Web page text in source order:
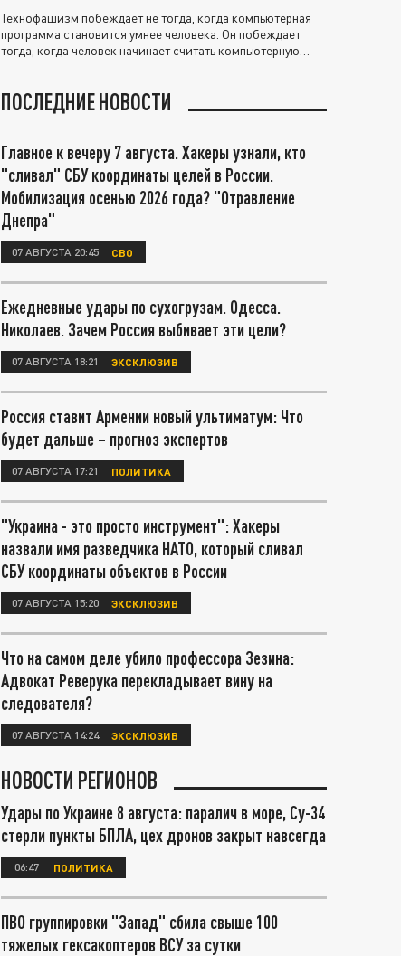
Технофашизм побеждает не тогда, когда компьютерная
программа становится умнее человека. Он побеждает
тогда, когда человек начинает считать компьютерную
ПОСЛЕДНИЕ НОВОСТИ
Главное к вечеру 7 августа. Хакеры узнали, кто
"сливал" СБУ координаты целей в России.
Мобилизация осенью 2026 года? "Отравление
Днепра"
07 АВГУСТА 20:45 СВО
Ежедневные удары по сухогрузам. Одесса.
Николаев. Зачем Россия выбивает эти цели?
07 АВГУСТА 18:21 ЭКСКЛЮЗИВ
Россия ставит Армении новый ультиматум: Что
будет дальше – прогноз экспертов
07 АВГУСТА 17:21 ПОЛИТИКА
"Украина - это просто инструмент": Хакеры
назвали имя разведчика НАТО, который сливал
СБУ координаты объектов в России
07 АВГУСТА 15:20 ЭКСКЛЮЗИВ
Что на самом деле убило профессора Зезина:
Адвокат Реверука перекладывает вину на
следователя?
07 АВГУСТА 14:24 ЭКСКЛЮЗИВ
НОВОСТИ РЕГИОНОВ
Удары по Украине 8 августа: паралич в море, Су-34
стерли пункты БПЛА, цех дронов закрыт навсегда
06:47 ПОЛИТИКА
ПВО группировки "Запад" сбила свыше 100
тяжелых гексакоптеров ВСУ за сутки